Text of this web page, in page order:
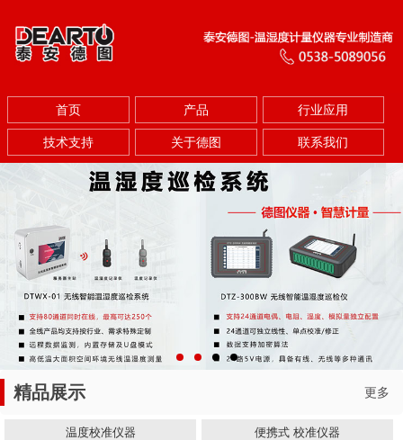
首页 产品 行业应用
技术支持 关于德图 联系我们
精品展示 更多
温度校准仪器 便携式 校准仪器